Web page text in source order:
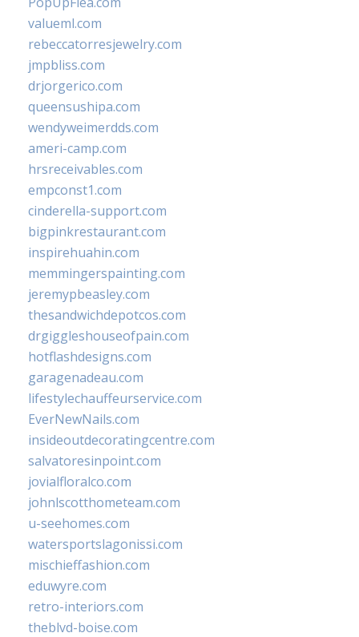
valueml.com
rebeccatorresjewelry.com
jmpbliss.com
drjorgerico.com
queensushipa.com
wendyweimerdds.com
ameri-camp.com
hrsreceivables.com
empconst1.com
cinderella-support.com
bigpinkrestaurant.com
inspirehuahin.com
memmingerspainting.com
jeremypbeasley.com
thesandwichdepotcos.com
drgiggleshouseofpain.com
hotflashdesigns.com
garagenadeau.com
lifestylechauffeurservice.com
EverNewNails.com
insideoutdecoratingcentre.com
salvatoresinpoint.com
jovialfloralco.com
johnlscotthometeam.com
u-seehomes.com
watersportslagonissi.com
mischieffashion.com
eduwyre.com
retro-interiors.com
theblvd-boise.com